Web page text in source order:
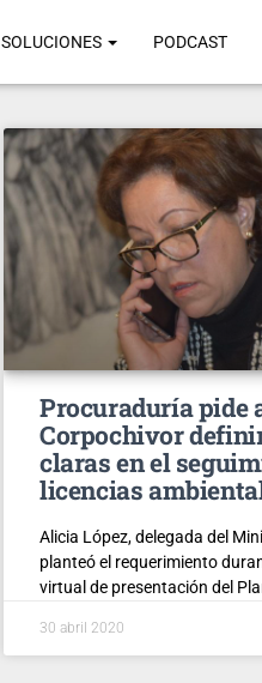
SOLUCIONES PODCAST
Procuraduría pide
Corpochivor
claras en el
licencias
Alicia López, delegada del
planteó el requerimiento
virtual de presentación del
30 abril 2020